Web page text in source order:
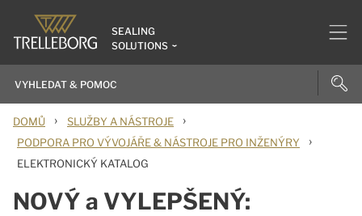
SEALING
SOLUTIONS
DOMŮ › SLUŽBY A NÁSTROJE ›
PODPORA PRO VÝVOJÁŘE & NÁSTROJE PRO INŽENÝRY ›
ELEKTRONICKÝ KATALOG
NOVÝ a VYLEPŠENÝ: